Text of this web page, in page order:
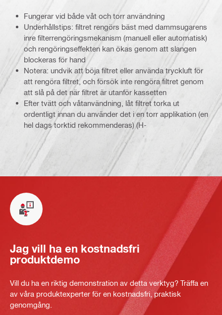
Fungerar vid både våt och torr användning
Underhållstips: filtret rengörs bäst med dammsugarens
inre filterrengöringsmekanism (manuell eller automatisk)
och rengöringseffekten kan ökas genom att slangen
blockeras för hand
Notera: undvik att böja filtret eller använda tryckluft för
att rengöra filtret, och försök inte rengöra filtret genom
att slå på det när filtret är utanför kassetten
Efter tvätt och våtanvändning, låt filtret torka ut
ordentligt innan du använder det i en torr applikation (en
hel dags torktid rekommenderas) (H-
Jag vill ha en kostnadsfri
produktdemo
Vill du ha en riktig demonstration av detta verktyg? Träffa en
av våra produktexperter för en kostnadsfri, praktisk
genomgång.